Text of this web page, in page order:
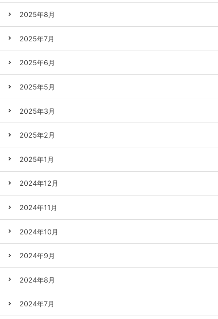
2025年8月
2025年7月
2025年6月
2025年5月
2025年3月
2025年2月
2025年1月
2024年12月
2024年11月
2024年10月
2024年9月
2024年8月
2024年7月